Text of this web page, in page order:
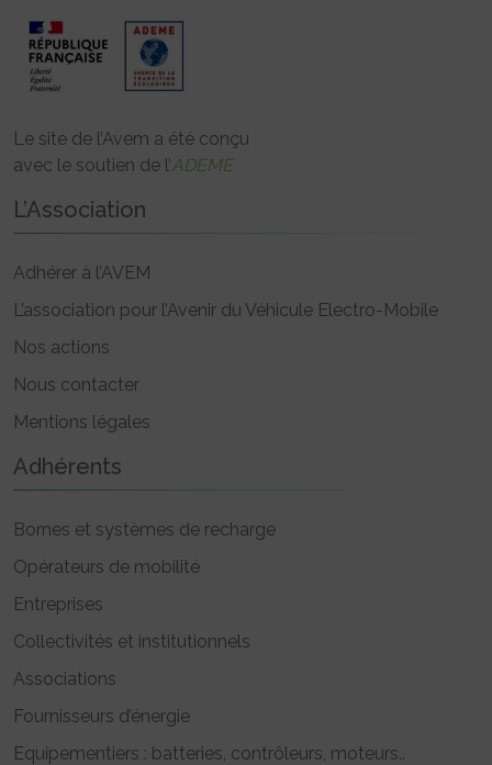
Le site de l’Avem a été conçu
avec le soutien de l’ADEME
L’Association
Adhérer à l’AVEM
L’association pour l’Avenir du Véhicule Electro-Mobile
Nos actions
Nous contacter
Mentions légales
Adhérents
Bornes et systèmes de recharge
Opérateurs de mobilité
Entreprises
Collectivités et institutionnels
Associations
Fournisseurs d’énergie
Equipementiers : batteries, contrôleurs, moteurs..